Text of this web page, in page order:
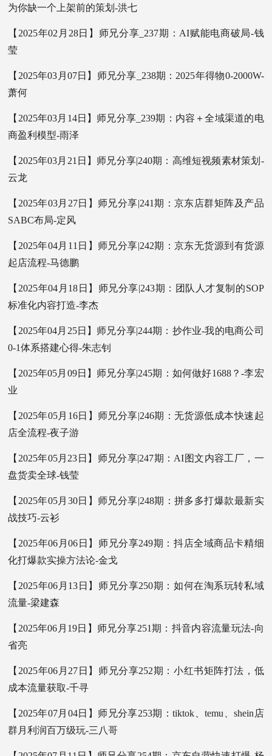
为你缺一个上架前的策划-洪七
【2025年02月28日】师兄分享_237期：AI赋能电商破局-钱
莹
【2025年03月07日】师兄分享_238期：2025年得物0-2000W-
萧何
【2025年03月14日】师兄分享_239期：内容＋全域渠道的电
商盈利模型-雨泽
【2025年03月21日】师兄分享|240期：高维短视频素材策划-
云龙
【2025年03月27日】师兄分享|241期：京东店群矩阵及产品
SABC布局-定风
【2025年04月11日】师兄分享|242期：京东无货源到有货源
起店流程-马德鹏
【2025年04月18日】师兄分享|243期：团队人才复制的SOP
标准化内容打造-李杰
【2025年04月25日】师兄分享|244期：抄作业-我的电商公司
0-1体系搭建心得-朱志钊
【2025年05月09日】师兄分享|245期：如何做好1688？-李宏
业
【2025年05月16日】师兄分享|246期：无货源低成本快速起
店全流程-夜子游
【2025年05月23日】师兄分享|247期：AI图文内容工厂，一
盘货卖全球-钱莹
【2025年05月30日】师兄分享|248期：拼多多打爆款最新实
战技巧-云衫
【2025年06月06日】师兄分享249期：抖店全域商品卡精细
化打爆款实操方法论-金戈
【2025年06月13日】师兄分享250期：如何在淘系玩转私域
流量-梁建森
【2025年06月19日】师兄分享251期：抖音内容流量玩法-向
省亮
【2025年06月27日】师兄分享252期：小红书矩阵打法，低
成本流量获取-千寻
【2025年07月04日】师兄分享253期：tiktok、temu、shein店
群月利润百万级玩-三八哥